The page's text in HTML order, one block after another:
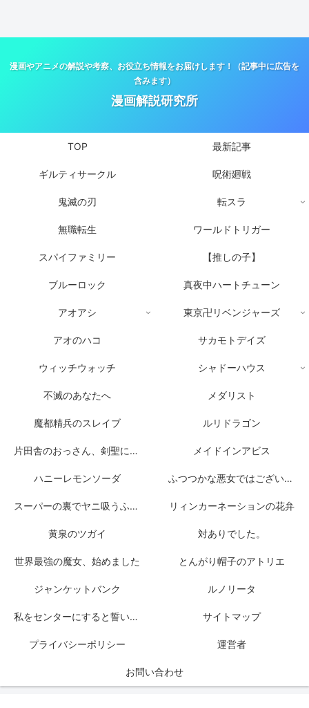
漫画やアニメの解説や考察、お役立ち情報をお届けします！（記事中に広告を
含みます）
漫画解説研究所
TOP 最新記事
ギルティサークル 呪術廻戦
鬼滅の刃 転スラ
無職転生 ワールドトリガー
スパイファミリー 【推しの子】
ブルーロック 真夜中ハートチューン
アオアシ 東京卍リベンジャーズ
アオのハコ サカモトデイズ
ウィッチウォッチ シャドーハウス
不滅のあなたへ メダリスト
魔都精兵のスレイブ ルリドラゴン
片田舎のおっさん、剣聖になる メイドインアビス
ハニーレモンソーダ ふつつかな悪女ではございますが
スーパーの裏でヤニ吸うふたり リィンカーネーションの花弁
黄泉のツガイ 対ありでした。
世界最強の魔女、始めました とんがり帽子のアトリエ
ジャンケットバンク ルノリータ
私をセンターにすると誓いますか？ サイトマップ
プライバシーポリシー 運営者
お問い合わせ